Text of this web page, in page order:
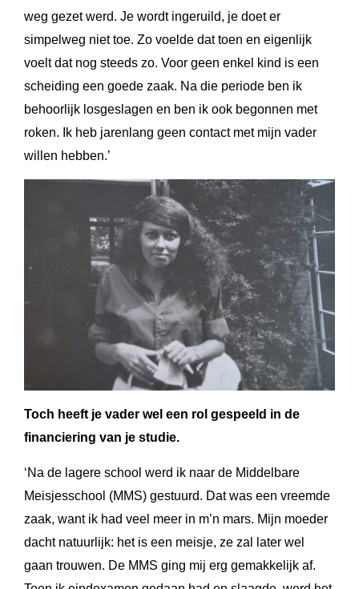
weg gezet werd. Je wordt ingeruild, je doet er
simpelweg niet toe. Zo voelde dat toen en eigenlijk
voelt dat nog steeds zo. Voor geen enkel kind is een
scheiding een goede zaak. Na die periode ben ik
behoorlijk losgeslagen en ben ik ook begonnen met
roken. Ik heb jarenlang geen contact met mijn vader
willen hebben.’
Toch heeft je vader wel een rol gespeeld in de
financiering van je studie.
‘Na de lagere school werd ik naar de Middelbare
Meisjesschool (MMS) gestuurd. Dat was een vreemde
zaak, want ik had veel meer in m’n mars. Mijn moeder
dacht natuurlijk: het is een meisje, ze zal later wel
gaan trouwen. De MMS ging mij erg gemakkelijk af.